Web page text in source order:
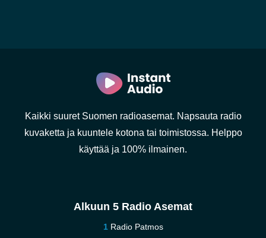
Kaikki suuret Suomen radioasemat. Napsauta radio
kuvaketta ja kuuntele kotona tai toimistossa. Helppo
käyttää ja 100% ilmainen.
Alkuun 5 Radio Asemat
Radio Patmos